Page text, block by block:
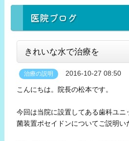
医院ブログ
きれいな水で治療を
治療の説明 2016-10-27 08:50
こんにちは。院長の松本です。
今回は当院に設置してある歯科ユニ
菌装置ポセイドンについてご説明い